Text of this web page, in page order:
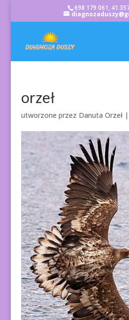
698 179 061, 41
orzeł
utworzone przez Danuta Orzeł|